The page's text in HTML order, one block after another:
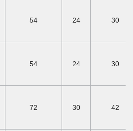
54 24 30
54 24 30
72 30 42